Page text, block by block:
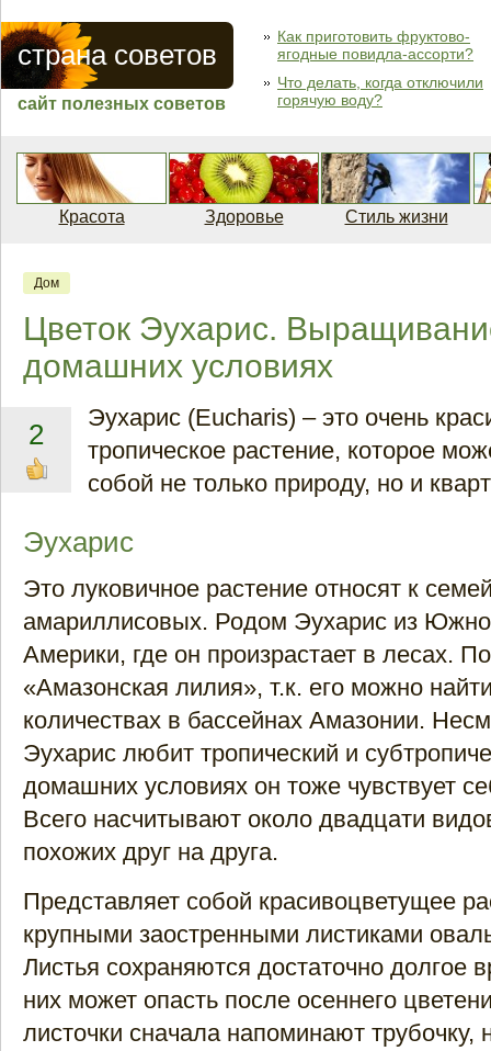
страна советов
сайт полезных советов
Как приготовить фруктово-
ягодные повидла-ассорти?
Что делать, когда отключили
горячую воду?
Красота Здоровье Стиль жизни
Дом
Цветок Эухарис.
домашних условиях
2
Эухарис (Eucharis) – это очень
тропическое растение, которое
собой не только природу, но и
Эухарис
Это луковичное растение относят к
амариллисовых. Родом Эухарис из
Америки, где он произрастает в лесах.
«Амазонская лилия», т.к. его можно
количествах в бассейнах Амазонии.
Эухарис любит тропический и
домашних условиях он тоже чувствует
Всего насчитывают около двадцати
похожих друг на друга.
Представляет собой красивоцветущее
крупными заостренными листиками
Листья сохраняются достаточно долгое
них может опасть после осеннего
листочки сначала напоминают трубочку,